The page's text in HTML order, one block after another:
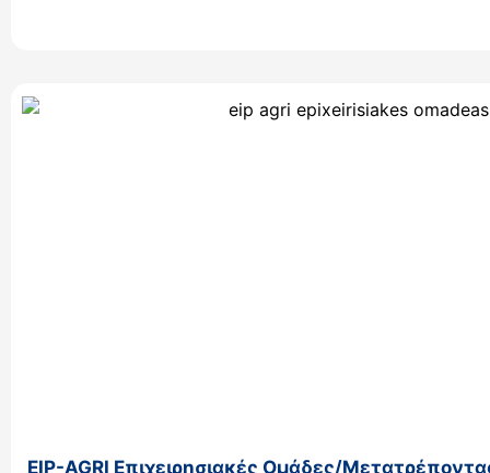
EIP-AGRI Επιχειρησιακές Ομάδες/